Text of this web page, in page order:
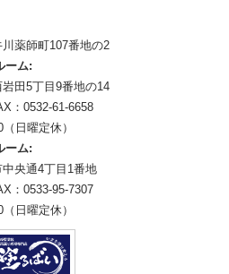
薬師町107番地の2
ーム:
田5丁目9番地の14
：0532-61-6658
日曜定休）
ーム:
央通4丁目1番地
：0533-95-7307
日曜定休）